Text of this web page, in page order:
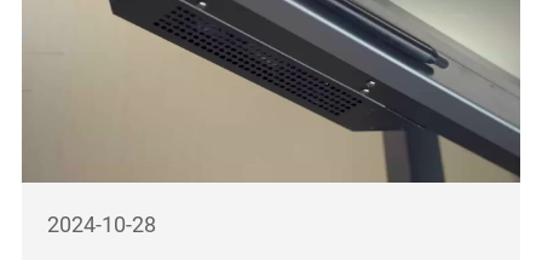
2024-10-28